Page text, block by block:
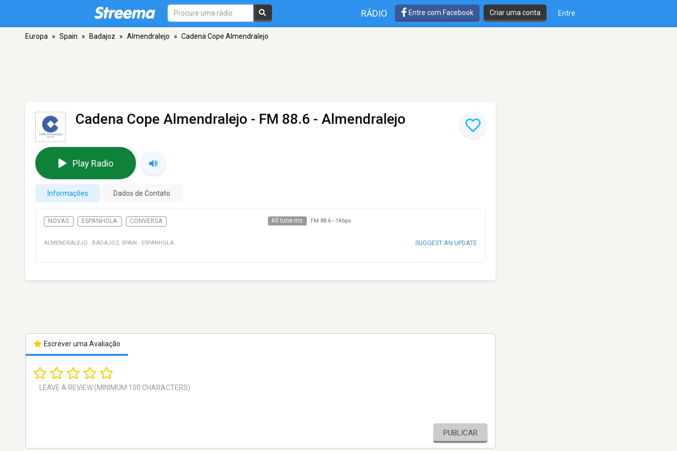
RÁDIO Entre com Facebook Criar uma conta Entre
Europa » Spain » Badajoz » Almendralejo » Cadena Cope Almendralejo
Cadena Cope Almendralejo - FM 88.6 - Almendralejo
Play Radio
Informações Dados de Contato
NOVAS ESPANHOLA CONVERSA 60 tune ins FM 88.6- 1Kbps
ALMENDRALEJO · BADAJOZ, SPAIN · ESPANHOLA SUGGEST AN UPDATE
Escrever uma Avaliação
PUBLICAR